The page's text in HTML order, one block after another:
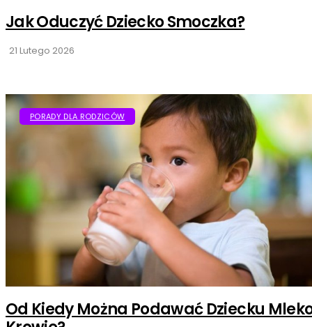
Jak Oduczyć Dziecko Smoczka?
21 Lutego 2026
PORADY DLA RODZICÓW
Od Kiedy Można Podawać Dziecku